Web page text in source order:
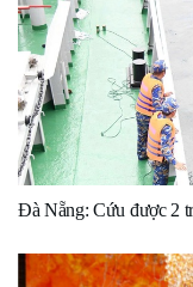
Đà Nẵng: Cứu được 2